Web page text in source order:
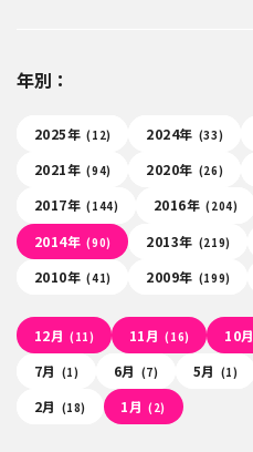
年別：
2025年 (12) 2024年 (33)
2021年 (94) 2020年 (26)
2017年 (144) 2016年 (204)
2014年 (90) 2013年 (219)
2010年 (41) 2009年 (199)
12月 (11) 11月 (16) 10月
7月 (1) 6月 (7) 5月 (1)
2月 (18) 1月 (2)